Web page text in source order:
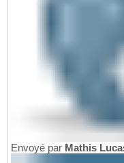
Envoyé par Mathis